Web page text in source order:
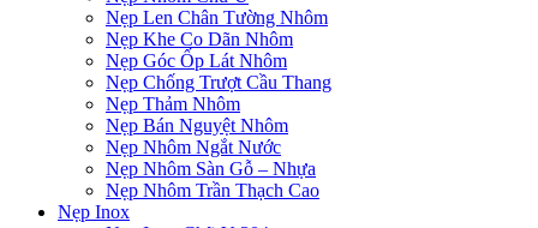
Nẹp Len Chân Tường Nhôm
Nẹp Khe Co Dãn Nhôm
Nẹp Góc Ốp Lát Nhôm
Nẹp Chống Trượt Cầu Thang
Nẹp Thảm Nhôm
Nẹp Bán Nguyệt Nhôm
Nẹp Nhôm Ngắt Nước
Nẹp Nhôm Sàn Gỗ – Nhựa
Nẹp Nhôm Trần Thạch Cao
Nẹp Inox